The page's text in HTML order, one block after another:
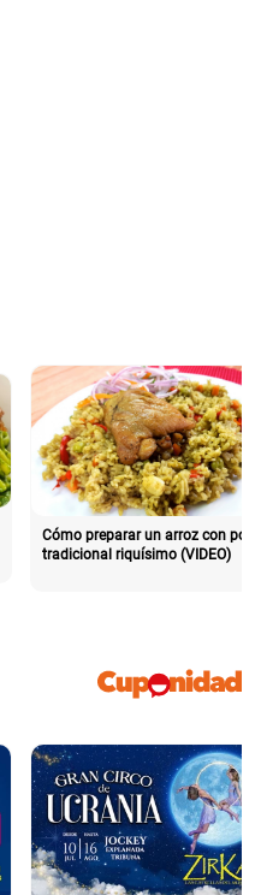
Cómo preparar un arroz con pollo
tradicional riquísimo (VIDEO)